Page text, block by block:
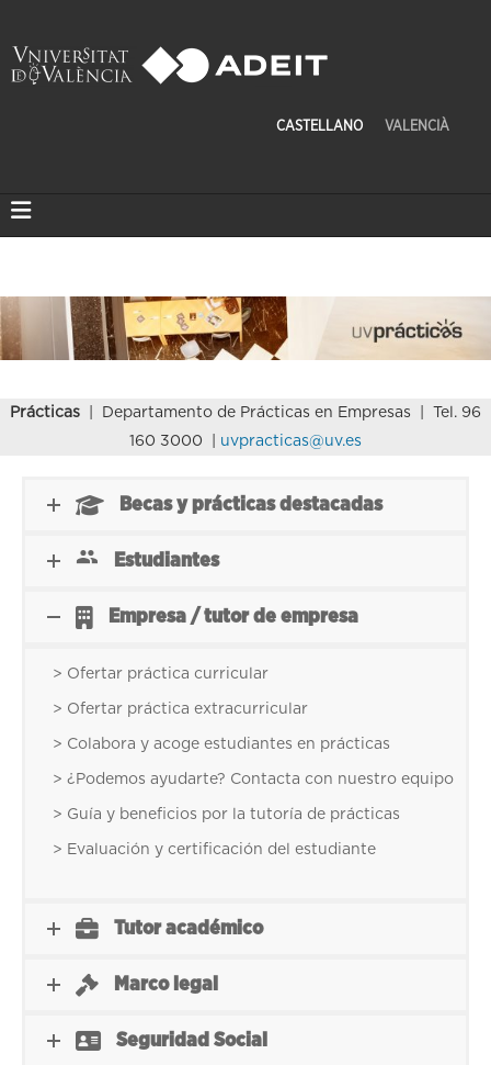
CASTELLANO VALENCIÀ
Prácticas
| Departamento de Prácticas en Empresas | Tel. 96
160 3000 | uvpracticas@uv.es
Becas y prácticas destacadas
Estudiantes
Empresa / tutor de empresa
> Ofertar práctica curricular
> Ofertar práctica extracurricular
> Colabora y acoge estudiantes en prácticas
> ¿Podemos ayudarte? Contacta con nuestro equipo
> Guía y beneficios por la tutoría de prácticas
> Evaluación y certificación del estudiante
Tutor académico
Marco legal
Seguridad Social